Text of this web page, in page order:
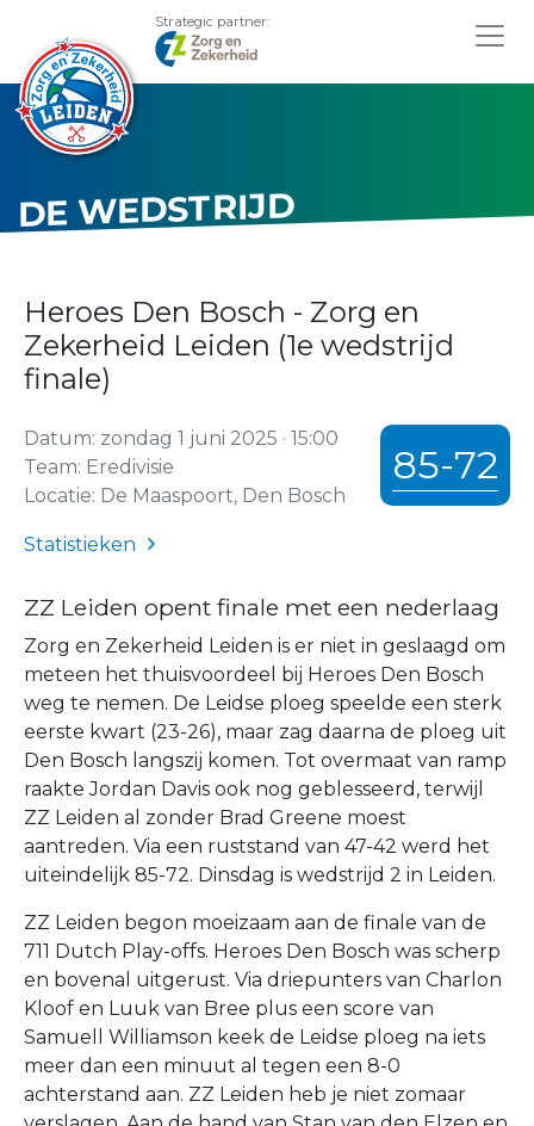
Strategic partner:
DE WEDSTRIJD
Heroes Den Bosch - Zorg en
Zekerheid Leiden (1e wedstrijd
finale)
85-72
Datum: zondag 1 juni 2025 · 15:00
Team: Eredivisie
Locatie: De Maaspoort, Den Bosch
Statistieken
ZZ Leiden opent finale met een nederlaag
Zorg en Zekerheid Leiden is er niet in geslaagd om
meteen het thuisvoordeel bij Heroes Den Bosch
weg te nemen. De Leidse ploeg speelde een sterk
eerste kwart (23-26), maar zag daarna de ploeg uit
Den Bosch langszij komen. Tot overmaat van ramp
raakte Jordan Davis ook nog geblesseerd, terwijl
ZZ Leiden al zonder Brad Greene moest
aantreden. Via een ruststand van 47-42 werd het
uiteindelijk 85-72. Dinsdag is wedstrijd 2 in Leiden.
ZZ Leiden begon moeizaam aan de finale van de
711 Dutch Play-offs. Heroes Den Bosch was scherp
en bovenal uitgerust. Via driepunters van Charlon
Kloof en Luuk van Bree plus een score van
Samuell Williamson keek de Leidse ploeg na iets
meer dan een minuut al tegen een 8-0
achterstand aan. ZZ Leiden heb je niet zomaar